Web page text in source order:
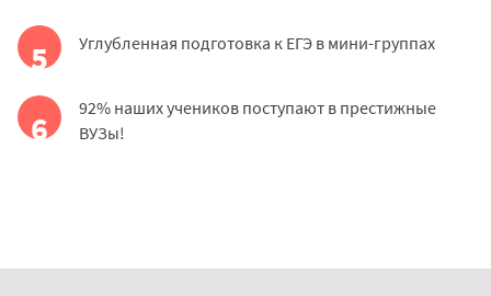
5 Углубленная подготовка к ЕГЭ в мини-группах
6
92% наших учеников поступают в престижные
ВУЗы!